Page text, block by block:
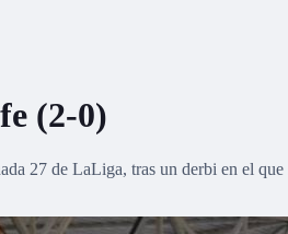
(2-0)
27 de LaLiga, tras un derbi en el